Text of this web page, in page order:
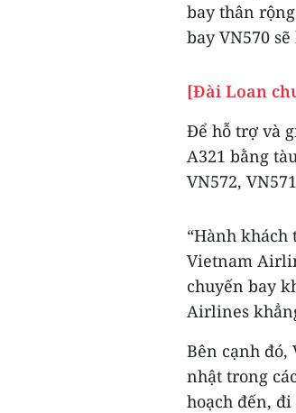
bay thân
bay VN570
[Đài Loan
Để hỗ trợ và
A321 bằng
VN572,
“Hành
Vietnam
chuyến bay
Airlines
Bên cạnh
nhật trong
hoạch đến,